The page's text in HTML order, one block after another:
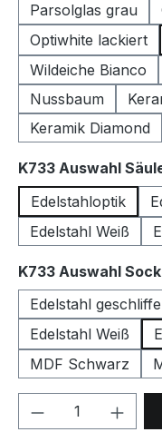
Parsolglas grau
Optiwhite lackiert
Wildeiche Bianco
Nussbaum
Keramik Diamond
K733 Auswahl
Edelstahloptik
Edelstahl Weiß
K733 Auswahl
Edelstahl
Edelstahl Weiß
MDF Schwarz
Produkt